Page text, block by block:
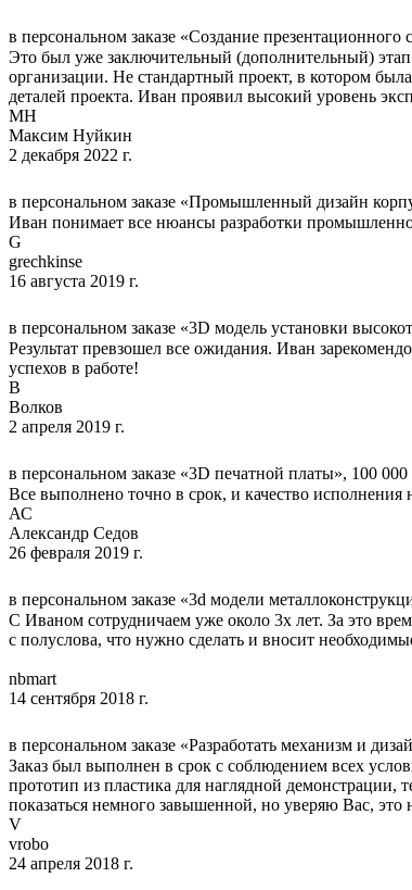
в персональном заказе «Создание презентационного
Это был уже заключительный (дополнительный)
организации. Не стандартный проект, в котором
деталей проекта. Иван проявил высокий уровень
МН
Макcим Нуйкин
2 декабря 2022 г.
в персональном заказе «Промышленный дизайн
Иван понимает все нюансы разработки
G
grechkinse
16 августа 2019 г.
в персональном заказе «3D модель установки
Результат превзошел все ожидания. Иван
успехов в работе!
В
Волков
2 апреля 2019 г.
в персональном заказе «3D печатной платы», 100 000
Все выполнено точно в срок, и качество
АС
Александр Седов
26 февраля 2019 г.
в персональном заказе «3d модели
С Иваном сотрудничаем уже около 3х лет. За это
с полуслова, что нужно сделать и вносит
nbmart
14 сентября 2018 г.
в персональном заказе «Разработать механизм и
Заказ был выполнен в срок с соблюдением всех
прототип из пластика для наглядной
показаться немного завышенной, но уверяю Вас, это
V
vrobo
24 апреля 2018 г.